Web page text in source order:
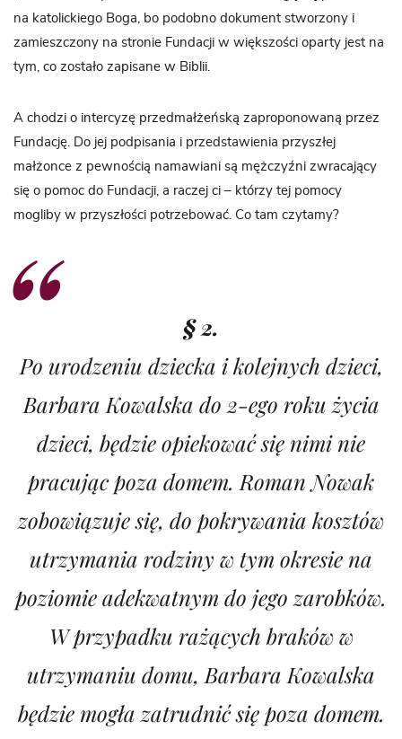
na katolickiego Boga, bo podobno dokument stworzony i
zamieszczony na stronie Fundacji w większości oparty jest na
tym, co zostało zapisane w Biblii.
A chodzi o intercyzę przedmałżeńską zaproponowaną przez
Fundację. Do jej podpisania i przedstawienia przyszłej
małżonce z pewnością namawiani są mężczyźni zwracający
się o pomoc do Fundacji, a raczej ci – którzy tej pomocy
mogliby w przyszłości potrzebować. Co tam czytamy?
§ 2.
Po urodzeniu dziecka i kolejnych dzieci,
Barbara Kowalska do 2-ego roku życia
dzieci, będzie opiekować się nimi nie
pracując poza domem. Roman Nowak
zobowiązuje się, do pokrywania kosztów
utrzymania rodziny w tym okresie na
poziomie adekwatnym do jego zarobków.
W przypadku rażących braków w
utrzymaniu domu, Barbara Kowalska
będzie mogła zatrudnić się poza domem.